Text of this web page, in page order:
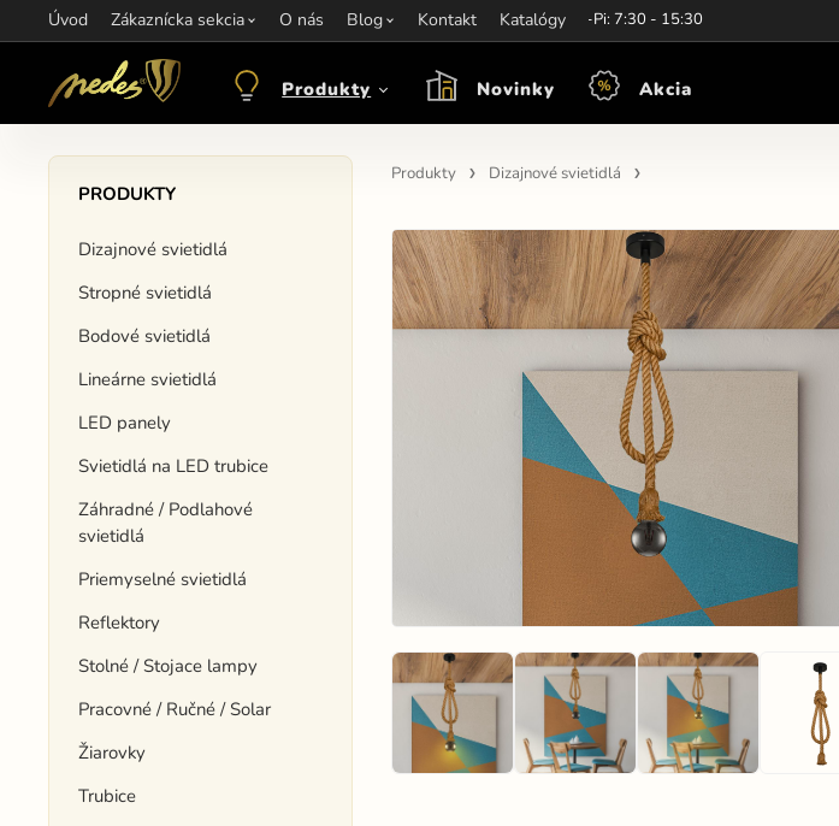
Úvod Zákaznícka sekcia O nás Blog Kontakt Katalógy
Informácie:info@nedes.sk Kontakt:+421 907 263 473Otváracie hodiny: Po-Pi: 7:30 - 15:30
Produkty Novinky Akcia
PRODUKTY
Dizajnové svietidlá
Stropné svietidlá
Bodové svietidlá
Lineárne svietidlá
LED panely
Svietidlá na LED trubice
Záhradné / Podlahové
svietidlá
Priemyselné svietidlá
Reflektory
Stolné / Stojace lampy
Pracovné / Ručné / Solar
Žiarovky
Trubice
Produkty Dizajnové svietidlá